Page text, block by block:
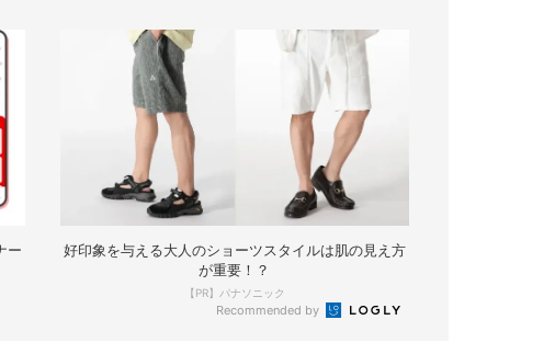
ー
好印象を与える大人のショーツスタイルは肌の見え方
が重要！？
【PR】パナソニック
Recommended by